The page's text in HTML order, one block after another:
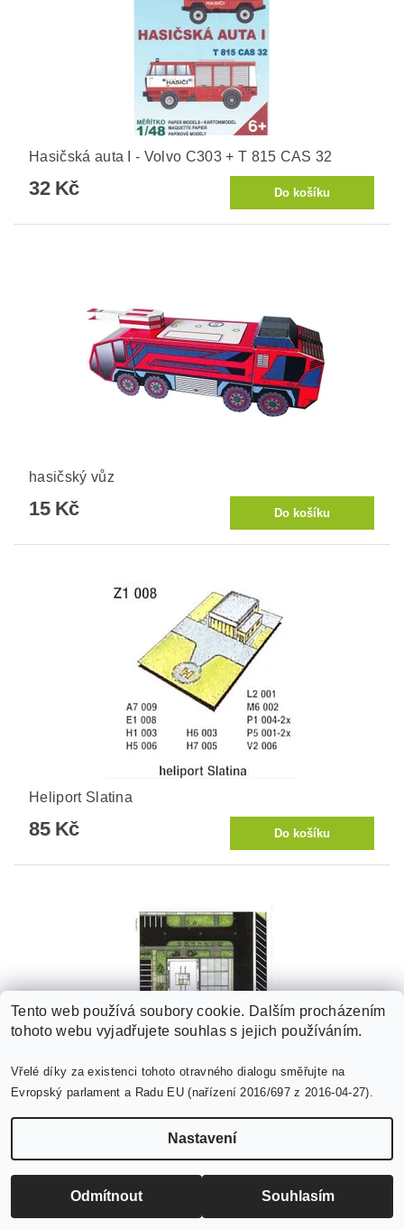
Hasičská auta I - Volvo C303 + T 815 CAS 32
32 Kč
hasičský vůz
15 Kč
Heliport Slatina
85 Kč
heliport Slatina + 3x Tatra 815 TPL + 5x MTPV +
základna pro hasičskou stanici
49 Kč
Tento web používá soubory cookie. Dalším procházením
tohoto webu vyjadřujete souhlas s jejich používáním.
Vřelé díky za existenci tohoto otravného dialogu směřujte na
Evropský parlament a Radu EU (nařízení 2016/697 z 2016-04-27).
Nastavení
Odmítnout Souhlasím